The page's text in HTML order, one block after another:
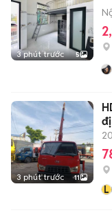
3 phút trước 5
3 phút trước 11
L